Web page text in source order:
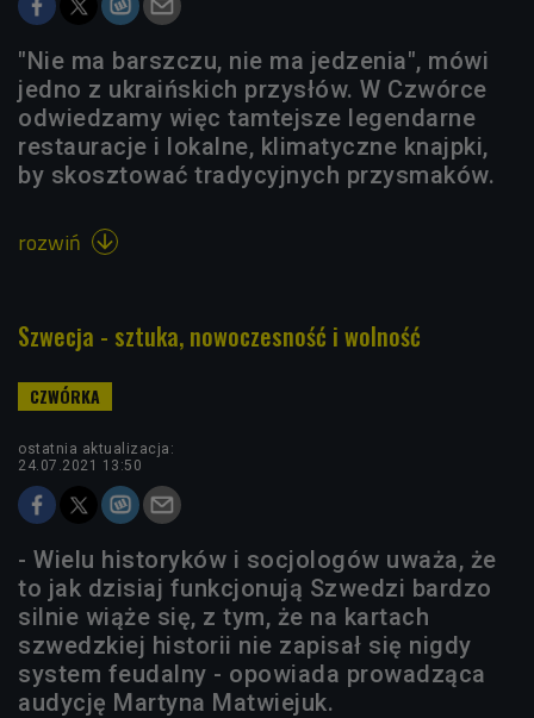
"Nie ma barszczu, nie ma jedzenia", mówi
jedno z ukraińskich przysłów. W Czwórce
odwiedzamy więc tamtejsze legendarne
restauracje i lokalne, klimatyczne knajpki,
by skosztować tradycyjnych przysmaków.
rozwiń 
Szwecja - sztuka, nowoczesność i wolność
ostatnia aktualizacja:
24.07.2021 13:50
- Wielu historyków i socjologów uważa, że
to jak dzisiaj funkcjonują Szwedzi bardzo
silnie wiąże się, z tym, że na kartach
szwedzkiej historii nie zapisał się nigdy
system feudalny - opowiada prowadząca
audycję Martyna Matwiejuk.